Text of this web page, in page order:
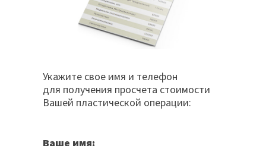
Укажите свое имя и телефон
для получения просчета стоимости
Вашей пластической операции:
Ваше имя: